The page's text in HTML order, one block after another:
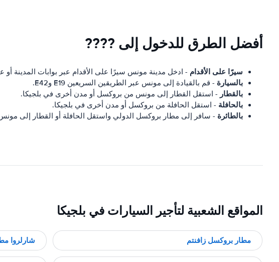
أفضل الطرق للدخول إلى ????
سيرًا على الأقدام - ادخل مدينة مونس سيرًا على الأقدام عبر بوابات المدينة أو
بالسيارة - قم بالقيادة إلى مونس عبر الطريقين السريعين E19 وE42.
بالقطار - استقل القطار إلى مونس من بروكسل أو مدن أخرى في بلجيكا.
بالحافلة - استقل الحافلة من بروكسل أو مدن أخرى في بلجيكا.
بالطائرة - سافر إلى مطار بروكسل الدولي واستقل الحافلة أو القطار إلى
المواقع الشعبية لتأجير السيارات في بلجيكا
مطار بروكسل زافنتم شارلروا